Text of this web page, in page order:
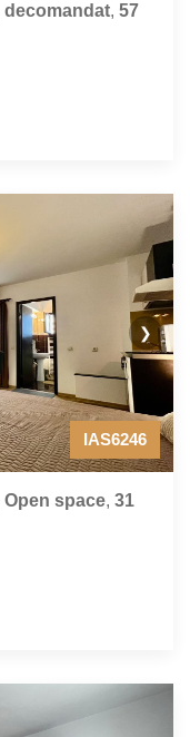
decomandat, 57
❯
IAS6246
Open space, 31